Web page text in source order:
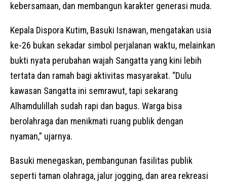
kebersamaan, dan membangun karakter generasi muda.
Kepala Dispora Kutim, Basuki Isnawan, mengatakan usia
ke-26 bukan sekadar simbol perjalanan waktu, melainkan
bukti nyata perubahan wajah Sangatta yang kini lebih
tertata dan ramah bagi aktivitas masyarakat. “Dulu
kawasan Sangatta ini semrawut, tapi sekarang
Alhamdulillah sudah rapi dan bagus. Warga bisa
berolahraga dan menikmati ruang publik dengan
nyaman,” ujarnya.
Basuki menegaskan, pembangunan fasilitas publik
seperti taman olahraga, jalur jogging, dan area rekreasi